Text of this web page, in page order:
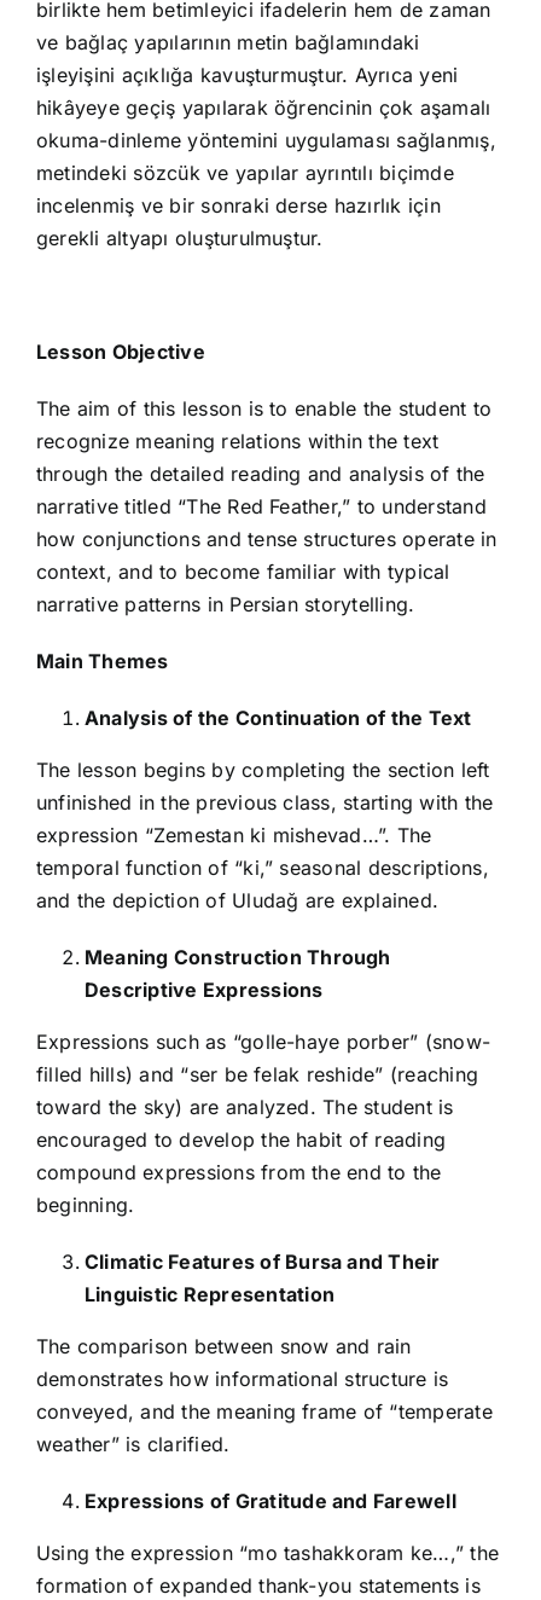
birlikte hem betimleyici ifadelerin hem de zaman
ve bağlaç yapılarının metin bağlamındaki
işleyişini açıklığa kavuşturmuştur. Ayrıca yeni
hikâyeye geçiş yapılarak öğrencinin çok aşamalı
okuma-dinleme yöntemini uygulaması sağlanmış,
metindeki sözcük ve yapılar ayrıntılı biçimde
incelenmiş ve bir sonraki derse hazırlık için
gerekli altyapı oluşturulmuştur.
Lesson Objective
The aim of this lesson is to enable the student to
recognize meaning relations within the text
through the detailed reading and analysis of the
narrative titled “The Red Feather,” to understand
how conjunctions and tense structures operate in
context, and to become familiar with typical
narrative patterns in Persian storytelling.
Main Themes
Analysis of the Continuation of the Text
The lesson begins by completing the section left
unfinished in the previous class, starting with the
expression “Zemestan ki mishevad…”. The
temporal function of “ki,” seasonal descriptions,
and the depiction of Uludağ are explained.
Meaning Construction Through
Descriptive Expressions
Expressions such as “golle-haye porber” (snow-
filled hills) and “ser be felak reshide” (reaching
toward the sky) are analyzed. The student is
encouraged to develop the habit of reading
compound expressions from the end to the
beginning.
Climatic Features of Bursa and Their
Linguistic Representation
The comparison between snow and rain
demonstrates how informational structure is
conveyed, and the meaning frame of “temperate
weather” is clarified.
Expressions of Gratitude and Farewell
Using the expression “mo tashakkoram ke…,” the
formation of expanded thank-you statements is